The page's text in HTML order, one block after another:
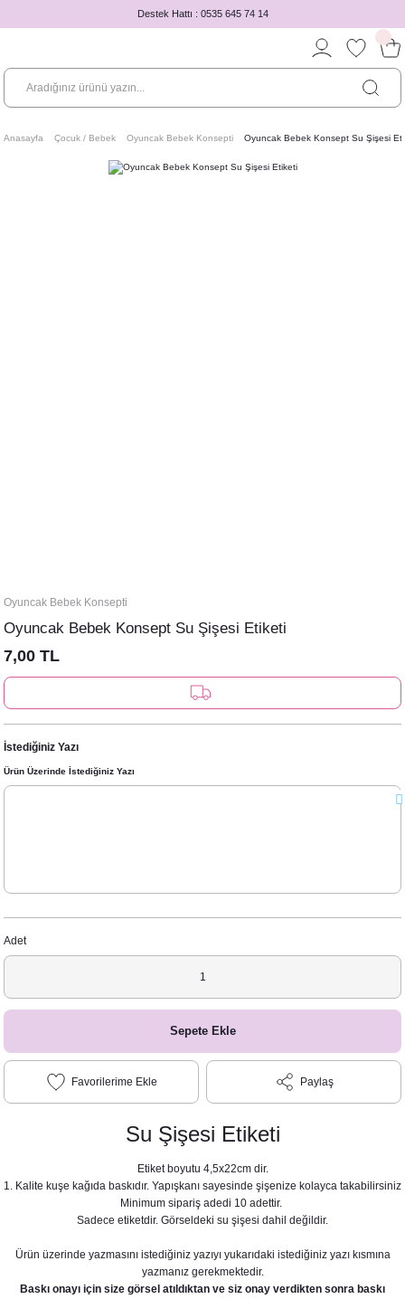
Destek Hattı : 0535 645 74 14
Anasayfa Çocuk / Bebek Oyuncak Bebek Konsepti Oyuncak Bebek Konsept Su Şişesi
Oyuncak Bebek Konsepti
Oyuncak Bebek Konsept Su Şişesi Etiketi
7,00 TL
İstediğiniz Yazı
Ürün Üzerinde İstediğiniz Yazı
Adet
Sepete Ekle
Paylaş
Su Şişesi Etiketi
Etiket boyutu 4,5x22cm dir.
1. Kalite kuşe kağıda baskıdır. Yapışkanı sayesinde şişenize kolayca takabilirsiniz
Minimum sipariş adedi 10 adettir.
Sadece etiketdir. Görseldeki su şişesi dahil değildir.
Ürün üzerinde yazmasını istediğiniz yazıyı yukarıdaki istediğiniz yazı kısmına
yazmanız gerekmektedir.
Baskı onayı için size görsel atıldıktan ve siz onay verdikten sonra baskı